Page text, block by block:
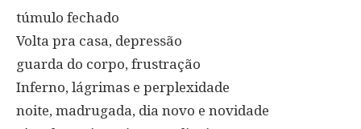
túmulo fechado
Volta pra casa, depressão
guarda do corpo, frustração
Inferno, lágrimas e perplexidade
noite, madrugada, dia novo e novidade